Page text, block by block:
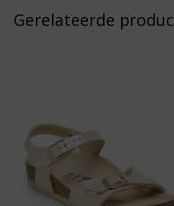
Gerelateerde